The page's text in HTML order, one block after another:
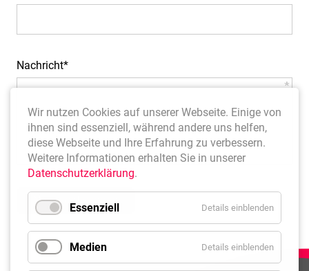
Pflichtfeld
Nachricht*
Nachricht senden
Wir nutzen Cookies auf unserer Webseite. Einige von
ihnen sind essenziell, während andere uns helfen,
diese Webseite und Ihre Erfahrung zu verbessern.
Weitere Informationen erhalten Sie in unserer
Datenschutzerklärung.
Essenziell Details einblenden
Medien Details einblenden